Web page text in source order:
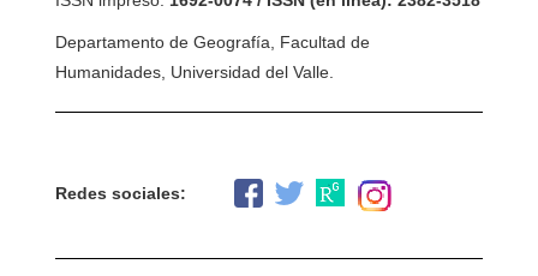
Departamento de Geografía, Facultad de
Humanidades, Universidad del Valle.
Redes sociales: